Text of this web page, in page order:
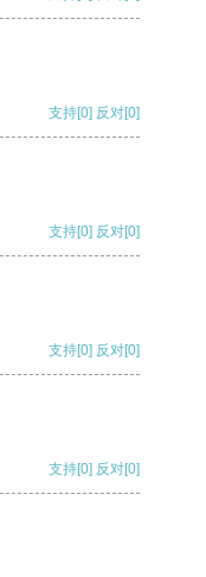
支持[0] 反对[0]
支持[0] 反对[0]
支持[0] 反对[0]
支持[0] 反对[0]